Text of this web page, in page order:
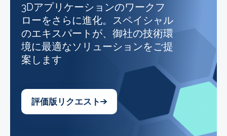
3Dアプリケーションのワークフ
ローをさらに進化。スペイシャル
のエキスパートが、御社の技術環
境に最適なソリューションをご提
案します
評価版リクエスト